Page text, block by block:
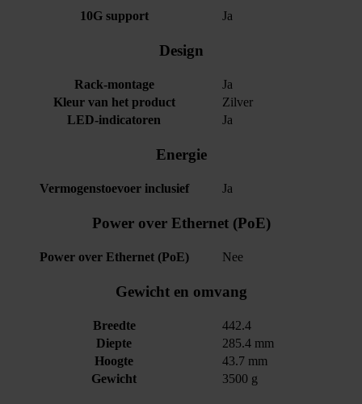
10G support Ja
Design
Rack-montage
Ja
Kleur van het product
Zilver
LED-indicatoren
Ja
Energie
Vermogenstoevoer inclusief Ja
Power over Ethernet (PoE)
Power over Ethernet (PoE) Nee
Gewicht en omvang
Breedte
442.4
Diepte
285.4 mm
Hoogte
43.7 mm
Gewicht
3500 g